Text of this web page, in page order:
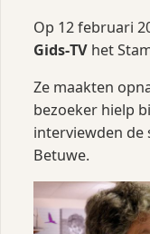
Op 12 februari
Gids‑TVhet
Ze maakten
bezoeker hielp
interviewden de
Betuwe.